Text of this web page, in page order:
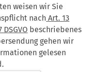
weisen wir Sie
nach Art. 13
DSGVObeschriebenes
gehen wir
gelesen